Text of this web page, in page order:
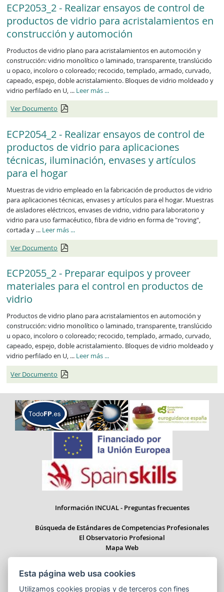
ECP2053_2 - Realizar ensayos de control de
productos de vidrio para acristalamientos en
construcción y automoción
Productos de vidrio plano para acristalamientos en automoción y
construcción: vidrio monolítico o laminado, transparente, translúcido
u opaco, incoloro o coloreado; recocido, templado, armado, curvado,
capeado, espejo, doble acristalamiento. Bloques de vidrio moldeado y
vidrio perfilado en U, ... Leer más ECP2053_2
...
Ver Documento
ECP2054_2 - Realizar ensayos de control de
productos de vidrio para aplicaciones
técnicas, iluminación, envases y artículos
para el hogar
Muestras de vidrio empleado en la fabricación de productos de vidrio
para aplicaciones técnicas, envases y artículos para el hogar. Muestras
de aisladores eléctricos, envases de vidrio, vidrio para laboratorio y
vidrio para uso farmacéutico, fibra de vidrio en forma de "roving",
cortada y ... Leer más ECP2054_2
...
Ver Documento
ECP2055_2 - Preparar equipos y proveer
materiales para el control en productos de
vidrio
Productos de vidrio plano para acristalamientos en automoción y
construcción: vidrio monolítico o laminado, transparente, translúcido
u opaco, incoloro o coloreado; recocido, templado, armado, curvado,
capeado, espejo, doble acristalamiento. Bloques de vidrio moldeado y
vidrio perfilado en U, ... Leer más ECP2055_2
...
Ver Documento
Información INCUAL - Preguntas frecuentes
Búsqueda de Estándares de Competencias Profesionales
El Observatorio Profesional
Mapa Web
Esta página web usa cookies
Utilizamos cookies propias y de terceros con fines